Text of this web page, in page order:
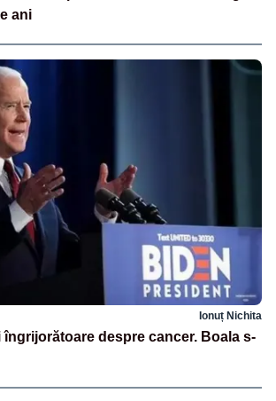
ani
Ionuț Nichita
despre cancer. Boala s-